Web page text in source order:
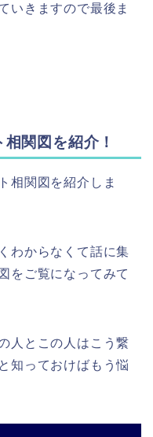
いきますので最後ま
相関図を紹介！
相関図を紹介しま
わからなくて話に集
をご覧になってみて
人とこの人はこう繋
知っておけばもう悩